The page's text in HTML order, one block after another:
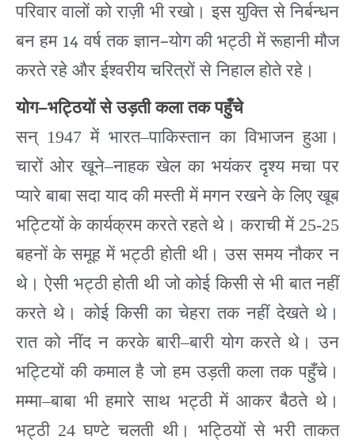
परिवार वालों को राज़ी भी रखो। इस युक्ति से निर्बन्धन
बन हम 14वर्ष तक ज्ञान–योग की भट्ठी में रूहानी मौज
करते रहे और ईश्वरीय चरित्रों से निहाल होते रहे।
योग–भट्ठियों से उड़ती कला तक पहुँचे
सन् 1947में भारत–पाकिस्तान का विभाजन हुआ।
चारों ओर खूने–नाहक खेल का भयंकर दृश्य मचा पर
प्यारे बाबा सदा याद की मस्ती में मगन रखने के लिए खूब
भट्टियों के कार्यक्रम करते रहते थे। कराची में 25-25
बहनों के समूह में भट्ठी होती थी। उस समय नौकर न
थे। ऐसी भट्ठी होती थी जो कोई किसी से भी बात नहीं
करते थे। कोई किसी का चेहरा तक नहीं देखते थे।
रात को नींद न करके बारी–बारी योग करते थे। उन
भट्टियों की कमाल है जो हम उड़ती कला तक पहुँचे।
मम्मा–बाबा भी हमारे साथ भट्ठी में आकर बैठते थे।
भट्ठी 24घण्टे चलती थी। भट्ठियों से भरी ताकत